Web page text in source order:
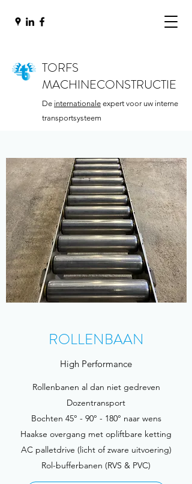
TORFS
MACHINECONSTRUCTIE
De internationale expert voor uw interne
transportsysteem
ROLLENBAAN
High Performance
Rollenbanen al dan niet gedreven
Dozentransport
Bochten 45° - 90° - 180° naar wens
Haakse overgang met opliftbare ketting
AC palletdrive (licht of zware uitvoering)
Rol-bufferbanen (RVS & PVC)